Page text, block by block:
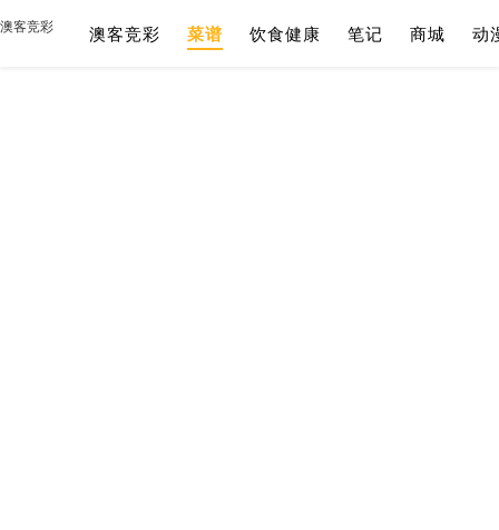
澳客竞彩 澳客竞彩 菜谱 饮食健康 笔记 商城 动